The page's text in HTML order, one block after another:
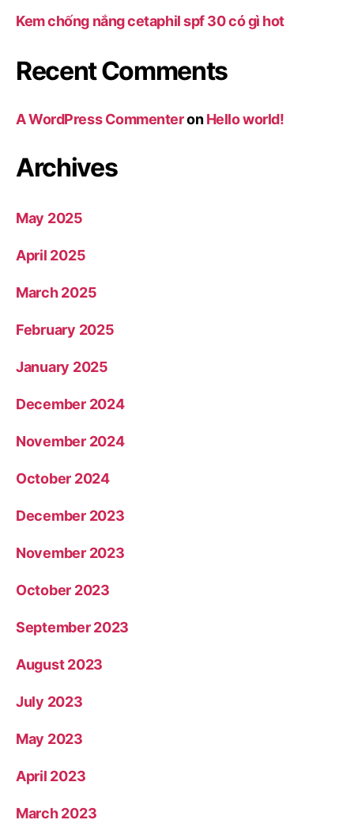
Kem chống nắng cetaphil spf 30 có gì hot
Recent Comments
A WordPress CommenteronHello world!
Archives
May 2025
April 2025
March 2025
February 2025
January 2025
December 2024
November 2024
October 2024
December 2023
November 2023
October 2023
September 2023
August 2023
July 2023
May 2023
April 2023
March 2023